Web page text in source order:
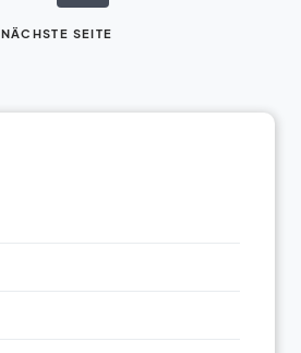
NÄCHSTE SEITE